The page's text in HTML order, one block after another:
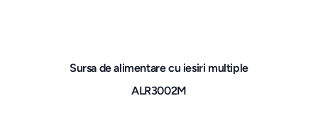
Sursa de alimentare cu iesiri multiple
ALR3002M